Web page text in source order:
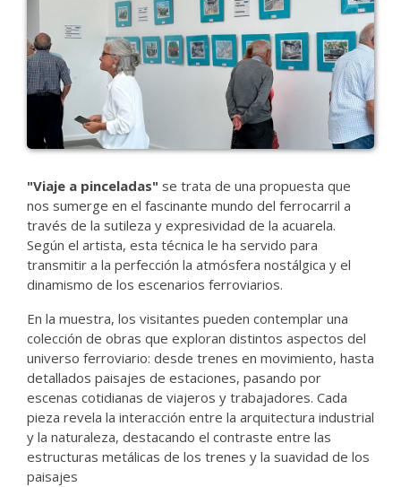
"Viaje a pinceladas" se trata de una propuesta que
nos sumerge en el fascinante mundo del ferrocarril a
través de la sutileza y expresividad de la acuarela.
Según el artista, esta técnica le ha servido para
transmitir a la perfección la atmósfera nostálgica y el
dinamismo de los escenarios ferroviarios.
En la muestra, los visitantes pueden contemplar una
colección de obras que exploran distintos aspectos del
universo ferroviario: desde trenes en movimiento, hasta
detallados paisajes de estaciones, pasando por
escenas cotidianas de viajeros y trabajadores. Cada
pieza revela la interacción entre la arquitectura industrial
y la naturaleza, destacando el contraste entre las
estructuras metálicas de los trenes y la suavidad de los
paisajes